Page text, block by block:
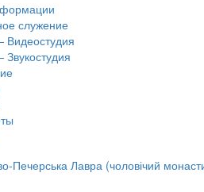
служение
Печерська Лавра (чоловічий